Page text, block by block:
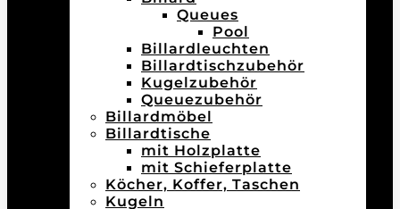
Queues
Pool
Billardleuchten
Billardtischzubehör
Kugelzubehör
Queuezubehör
Billardmöbel
Billardtische
mit Holzplatte
mit Schieferplatte
Köcher, Koffer, Taschen
Kugeln